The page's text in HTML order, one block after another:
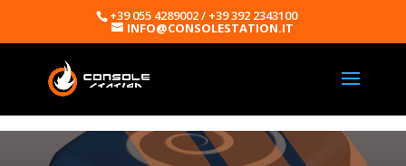
+39 055 4289002 / +39 392 2343100
INFO@CONSOLESTATION.IT